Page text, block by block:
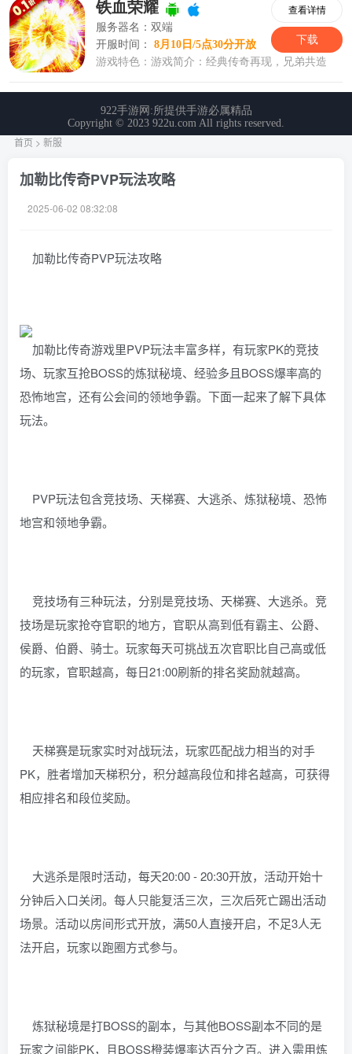
首页 > 新服
加勒比传奇PVP玩法攻略
2025-06-02 08:32:08
加勒比传奇PVP玩法攻略
加勒比传奇游戏里PVP玩法丰富多样，有玩家PK的竞技
场、玩家互抢BOSS的炼狱秘境、经验多且BOSS爆率高的
恐怖地宫，还有公会间的领地争霸。下面一起来了解下具体
玩法。
PVP玩法包含竞技场、天梯赛、大逃杀、炼狱秘境、恐怖
地宫和领地争霸。
竞技场有三种玩法，分别是竞技场、天梯赛、大逃杀。竞
技场是玩家抢夺官职的地方，官职从高到低有霸主、公爵、
侯爵、伯爵、骑士。玩家每天可挑战五次官职比自己高或低
的玩家，官职越高，每日21:00刷新的排名奖励就越高。
天梯赛是玩家实时对战玩法，玩家匹配战力相当的对手
PK，胜者增加天梯积分，积分越高段位和排名越高，可获得
相应排名和段位奖励。
大逃杀是限时活动，每天20:00 - 20:30开放，活动开始十
分钟后入口关闭。每人只能复活三次，三次后死亡踢出活动
场景。活动以房间形式开放，满50人直接开启，不足3人无
法开启，玩家以跑圈方式参与。
炼狱秘境是打BOSS的副本，与其他BOSS副本不同的是
玩家之间能PK，且BOSS橙装爆率达百分之百。进入需用炼